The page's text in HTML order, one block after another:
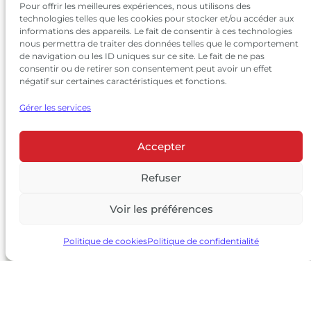
Pour offrir les meilleures expériences, nous utilisons des
technologies telles que les cookies pour stocker et/ou accéder aux
informations des appareils. Le fait de consentir à ces technologies
nous permettra de traiter des données telles que le comportement
de navigation ou les ID uniques sur ce site. Le fait de ne pas
consentir ou de retirer son consentement peut avoir un effet
négatif sur certaines caractéristiques et fonctions.
Gérer les services
Accepter
Refuser
Voir les préférences
Politique de cookiesPolitique de confidentialité
© 2026 Château Larrivet Haut-Brion |
Mentions légales|Politique de confidentialité
|CGV
L’ABUS D’ALCOOL EST DANGEREUX POUR LA SANTÉ, À